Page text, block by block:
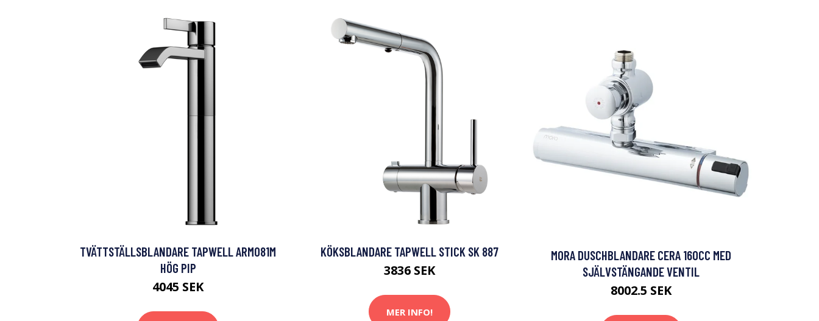
TVÄTTSTÄLLSBLANDARE TAPWELL ARM081M
HÖG PIP
4045 SEK
KÖKSBLANDARE TAPWELL STICK SK 887
3836 SEK
MER INFO!
MORA DUSCHBLANDARE CERA 160CC MED
SJÄLVSTÄNGANDE VENTIL
8002.5 SEK